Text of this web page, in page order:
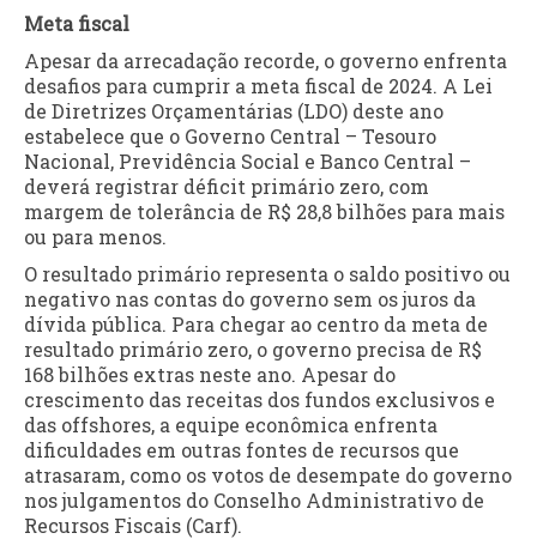
Meta fiscal
Apesar da arrecadação recorde, o governo enfrenta
desafios para cumprir a meta fiscal de 2024. A Lei
de Diretrizes Orçamentárias (LDO) deste ano
estabelece que o Governo Central – Tesouro
Nacional, Previdência Social e Banco Central –
deverá registrar déficit primário zero, com
margem de tolerância de R$ 28,8 bilhões para mais
ou para menos.
O resultado primário representa o saldo positivo ou
negativo nas contas do governo sem os juros da
dívida pública. Para chegar ao centro da meta de
resultado primário zero, o governo precisa de R$
168 bilhões extras neste ano. Apesar do
crescimento das receitas dos fundos exclusivos e
das offshores, a equipe econômica enfrenta
dificuldades em outras fontes de recursos que
atrasaram, como os votos de desempate do governo
nos julgamentos do Conselho Administrativo de
Recursos Fiscais (Carf).